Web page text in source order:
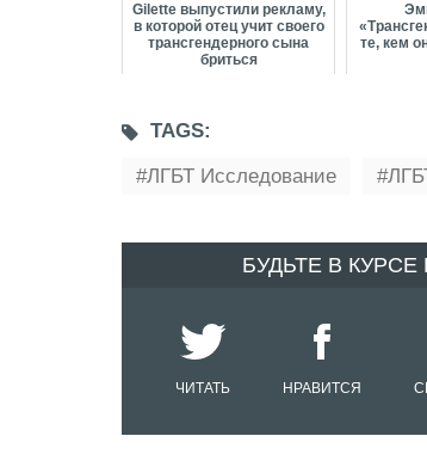
Gilette выпустили рекламу,
в которой отец учит своего
трансгендерного сына
бриться
те, кем
TAGS:
ЛГБТ Исследование
БУДЬТЕ В
ЧИТАТЬ НРАВИТСЯ